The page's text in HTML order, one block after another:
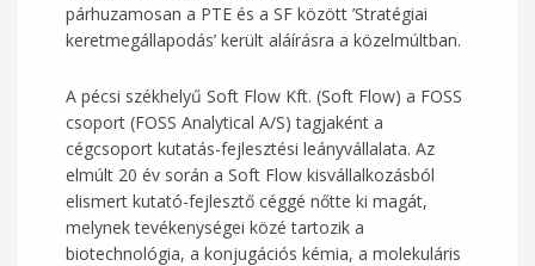
párhuzamosan a PTE és a SF között ’Stratégiai
keretmegállapodás’ került aláírásra a közelmúltban.
A pécsi székhelyű Soft Flow Kft. (Soft Flow) a FOSS
csoport (FOSS Analytical A/S) tagjaként a
cégcsoport kutatás-fejlesztési leányvállalata. Az
elmúlt 20 év során a Soft Flow kisvállalkozásból
elismert kutató-fejlesztő céggé nőtte ki magát,
melynek tevékenységei közé tartozik a
biotechnológia, a konjugációs kémia, a molekuláris